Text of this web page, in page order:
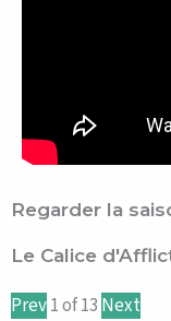
Regarder la
Le Calice
Prev1of13 Next